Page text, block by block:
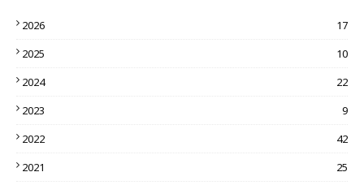
2026
17
2025
10
2024
22
2023
9
2022
42
2021
25